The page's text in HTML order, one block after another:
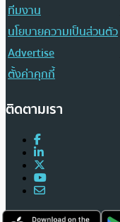
ทีมงาน
นโยบายความเป็นส่วนตัว
Advertise
ตั้งค่าคุกกี้
ติดตามเรา